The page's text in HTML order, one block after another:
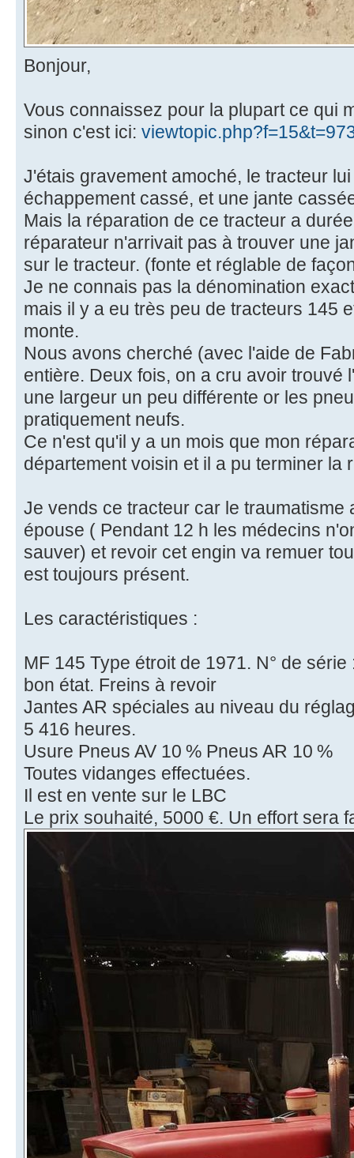
Bonjour,
Vous connaissez pour la plupart ce qui
sinon c'est ici:
J'étais gravement amoché, le tracteur
échappement cassé, et une jante
Mais la réparation de ce tracteur a
réparateur n'arrivait pas à trouver une
sur le tracteur. (fonte et réglable de
Je ne connais pas la dénomination
mais il y a eu très peu de tracteurs 145
monte.
Nous avons cherché (avec l'aide de
entière. Deux fois, on a cru avoir trouvé
une largeur un peu différente or les
pratiquement neufs.
Ce n'est qu'il y a un mois que mon
département voisin et il a pu terminer la
Je vends ce tracteur car le traumatisme
épouse ( Pendant 12 h les médecins
sauver) et revoir cet engin va remuer
est toujours présent.
Les caractéristiques :
MF 145 Type étroit de 1971. N° de série
bon état. Freins à revoir
Jantes AR spéciales au niveau du
5 416 heures.
Usure Pneus AV 10 % Pneus AR 10 %
Toutes vidanges effectuées.
Il est en vente sur le LBC
Le prix souhaité, 5000 €. Un effort sera